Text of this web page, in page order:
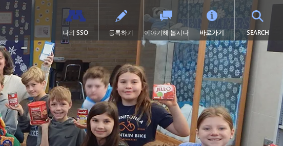
고등학교 (9~12학년)
학술적 수상 내역
대학 선이수 과정(AP)
캡스톤
미술
졸업 요건
국제 바칼로레아(IB)
국제학
년)
역
(6~8학년)
고등학교 체육
달력
시설
자주 묻는 질문
연락처
등록(새 창/탭에서 열림)
스포츠
스포츠 소식
학교
전환 교육
SAIL 전환 프로그램
이러닝
톤카 온라인
(새 창/탭에서 열림)
그램
회
회
프로그램
1:1 아이패드 정보
제504조
학교 폭력 예방
디지털 헬스 & 웰니스
영어 학습자 (EL)
보건 서비스
집에 갇힌
나의 SSO 등록하기 이야기해 봅시다 바로가기 SEARCH